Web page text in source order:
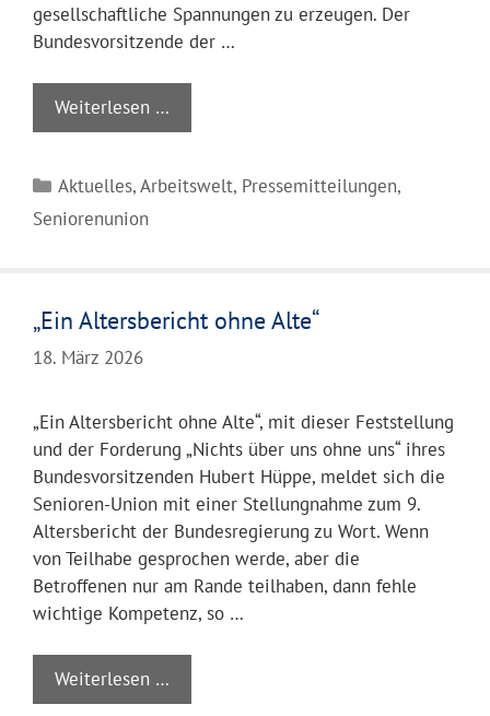
gesellschaftliche Spannungen zu erzeugen. Der
Bundesvorsitzende der …
Weiterlesen …
Kategorien
Aktuelles,Arbeitswelt, Pressemitteilungen,
Seniorenunion
„Ein Altersbericht ohne Alte“
18. März 2026
„Ein Altersbericht ohne Alte“, mit dieser Feststellung
und der Forderung „Nichts über uns ohne uns“ ihres
Bundesvorsitzenden Hubert Hüppe, meldet sich die
Senioren-Union mit einer Stellungnahme zum 9.
Altersbericht der Bundesregierung zu Wort. Wenn
von Teilhabe gesprochen werde, aber die
Betroffenen nur am Rande teilhaben, dann fehle
wichtige Kompetenz, so …
Weiterlesen …